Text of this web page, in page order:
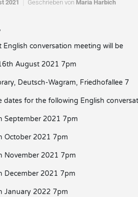
2021 Geschrieben von Maria Harbich
English conversation meeting will be
August 2021 7pm
Deutsch-Wagram, Friedhofallee 7
dates for the following English
September 2021 7pm
October 2021 7pm
November 2021 7pm
December 2021 7pm
January 2022 7pm